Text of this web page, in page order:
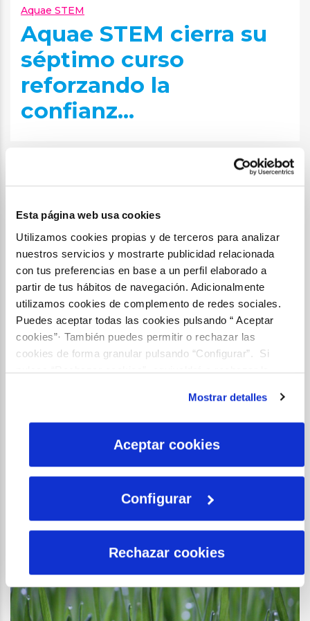
Esta página web usa cookies
Utilizamos cookies propias y de terceros para analizar
nuestros servicios y mostrarte publicidad relacionada
con tus preferencias en base a un perfil elaborado a
partir de tus hábitos de navegación. Adicionalmente
utilizamos cookies de complemento de redes sociales.
Puedes aceptar todas las cookies pulsando “ Aceptar
cookies”· También puedes permitir o rechazar las
cookies de forma granular pulsando “Configurar”. Si
pulsas “Rechazar cookies”, equivaldrá a rechazar la
son indispensables para que el sitio web funcione y que
por tanto no se pueden desactivar. Puedes consultar
Política de Cookies
Mostrar detalles
Aceptar cookies
Configurar
Rechazar cookies
Aquae STEM
Aquae STEM cierra su
séptimo curso
reforzando la
confianz...
Europa debe potenciar
la adaptación al
cambio climático